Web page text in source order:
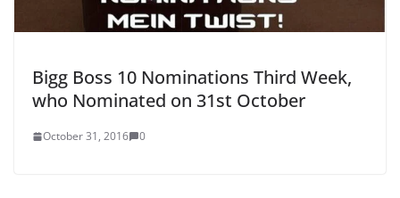
Bigg Boss 10 Nominations Third Week,
who Nominated on 31st October
October 31, 2016 0